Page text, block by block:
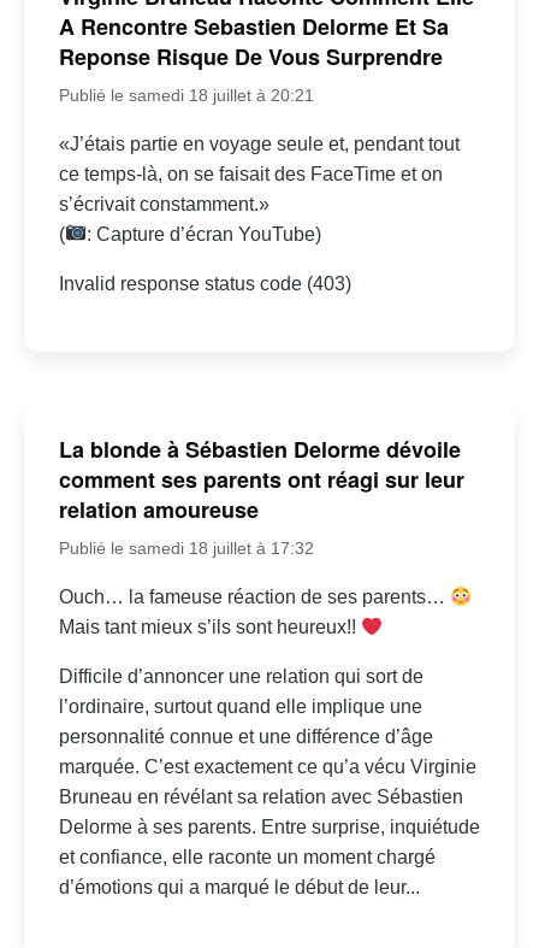
A Rencontre Sebastien Delorme Et Sa
Reponse Risque De Vous Surprendre
Publié le samedi 18 juillet à 20:21
«J’étais partie en voyage seule et, pendant tout
ce temps-là, on se faisait des FaceTime et on
s’écrivait constamment.»
(
: Capture d’écran YouTube)
Invalid response status code (403)
La blonde à Sébastien Delorme dévoile
comment ses parents ont réagi sur leur
relation amoureuse
Publié le samedi 18 juillet à 17:32
Ouch… la fameuse réaction de ses parents…
Mais tant mieux s’ils sont heureux!!
Difficile d’annoncer une relation qui sort de
l’ordinaire, surtout quand elle implique une
personnalité connue et une différence d’âge
marquée. C’est exactement ce qu’a vécu Virginie
Bruneau en révélant sa relation avec Sébastien
Delorme à ses parents. Entre surprise, inquiétude
et confiance, elle raconte un moment chargé
d’émotions qui a marqué le début de leur...